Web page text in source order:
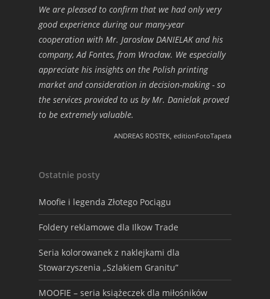
We are pleased to confirm that we had only very
good experience during our many-year
cooperation with Mr. Jarosław DANIELAK and his
company, Ad Fontes, from Wrocław. We especially
appreciate his insights on the Polish printing
market and consideration in decision-making - so
the services provided to us by Mr. Danielak proved
to be extremely valuable.
ANDREAS ROSTEK, editionFotoTapeta
Ostatnie posty
Moofie i legenda Złotego Pociągu
Foldery reklamowe dla Ilkow Trade
Seria kolorowanek z naklejkami dla
Stowarzyszenia „Szlakiem Granitu”
MOOFIE – seria książeczek dla miłośników